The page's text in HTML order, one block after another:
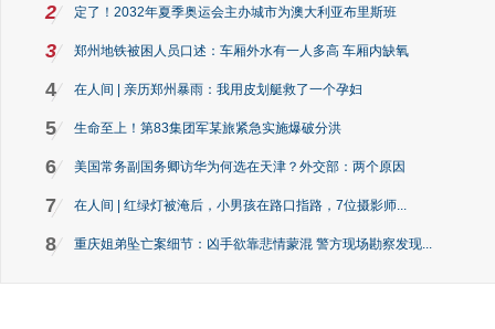
2 定了！2032年夏季奥运会主办城市为澳大利亚布里斯班
3 郑州地铁被困人员口述：车厢外水有一人多高 车厢内缺氧
4 在人间 | 亲历郑州暴雨：我用皮划艇救了一个孕妇
5 生命至上！第83集团军某旅紧急实施爆破分洪
6 美国常务副国务卿访华为何选在天津？外交部：两个原因
7 在人间 | 红绿灯被淹后，小男孩在路口指路，7位摄影师...
8 重庆姐弟坠亡案细节：凶手欲靠悲情蒙混 警方现场勘察发现...